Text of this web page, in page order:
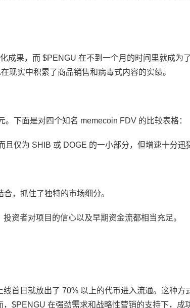
成果，而 $PENGU 在不到一个月的时间里就成为
现实中积累了商品销售和病毒式内容的实绩。
下面是对四个知名 memecoin FDV 的比较表格：
仅为 SHIB 或 DOGE 的一小部分，但增速十分迅
，抓住了独特的市场细分。
资者对项目的信心以及早期资金流都相当充足。
首日就放出了 70% 以上的代币进入流通。这种方
$PENGU 在强劲需求和战略性营销的支持下，成